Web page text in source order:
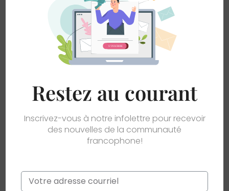
Drapeaux(6)
Restez au courant
Inscrivez-vous à notre infolettre pour recevoir
des nouvelles de la communauté
francophone!
Email